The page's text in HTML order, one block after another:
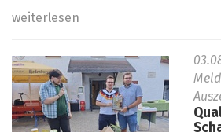
weiterlesen